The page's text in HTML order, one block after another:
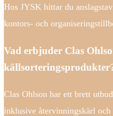
Hos JYSK hittar du
kontors- och
Vad erbjuder Clas
Clas Ohlson har ett brett
inklusive återvinningskärl och